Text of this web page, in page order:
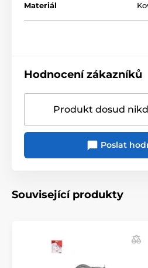
Materiál
Hodnocení zákazníků
Produkt dosud
Poslat
Související produkty